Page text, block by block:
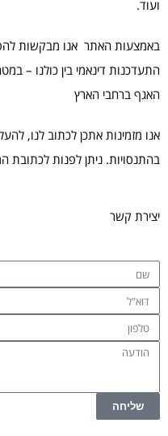
ועוד.
באמצעות האתר אנו מבקשות
התעדכנות דינאמי בין כולנו –
האגף ברחבי הארץ
אנו מזמינות אתכן לכתוב לנו,
בהתנסויות. ניתן לפנות לכתובת
יצירת קשר
שליחה